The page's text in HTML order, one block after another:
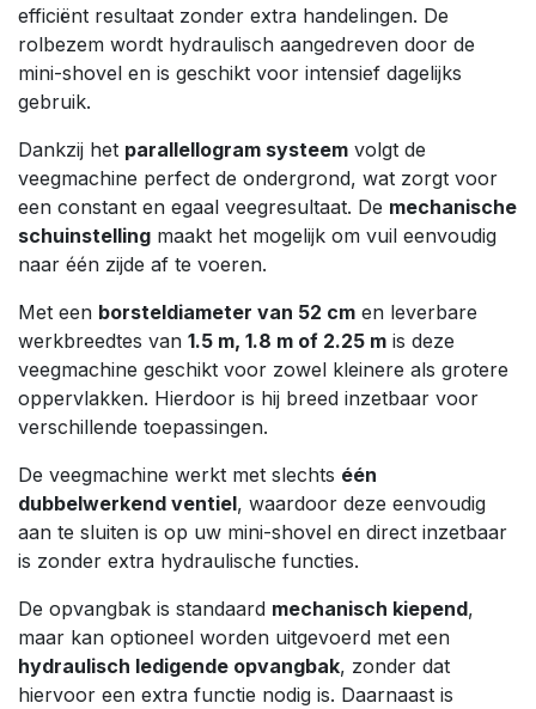
efficiënt resultaat zonder extra handelingen. De
rolbezem wordt hydraulisch aangedreven door de
mini-shovel en is geschikt voor intensief dagelijks
gebruik.
Dankzij het parallellogram systeem volgt de
veegmachine perfect de ondergrond, wat zorgt voor
een constant en egaal veegresultaat. De mechanische
schuinstelling maakt het mogelijk om vuil eenvoudig
naar één zijde af te voeren.
Met een borsteldiameter van 52 cm en leverbare
werkbreedtes van 1.5 m, 1.8 m of 2.25 m is deze
veegmachine geschikt voor zowel kleinere als grotere
oppervlakken. Hierdoor is hij breed inzetbaar voor
verschillende toepassingen.
De veegmachine werkt met slechts één
dubbelwerkend ventiel, waardoor deze eenvoudig
aan te sluiten is op uw mini-shovel en direct inzetbaar
is zonder extra hydraulische functies.
De opvangbak is standaard mechanisch kiepend,
maar kan optioneel worden uitgevoerd met een
hydraulisch ledigende opvangbak, zonder dat
hiervoor een extra functie nodig is. Daarnaast is